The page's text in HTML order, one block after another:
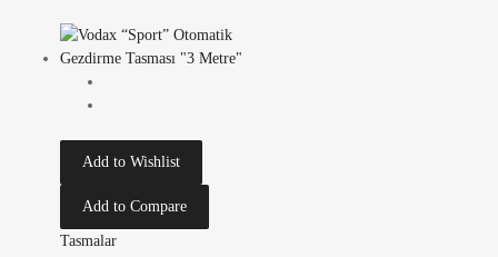
Add to Wishlist
Add to Compare
Tasmalar